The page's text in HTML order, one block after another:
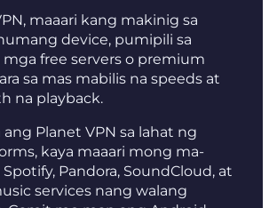
maaari kang makinig sa
device, pumipili sa
free servers o premium
sa mas mabilis na speeds at
na playback.
Planet VPN sa lahat ng
kaya maaari mong ma-
Pandora, SoundCloud, at
services nang walang